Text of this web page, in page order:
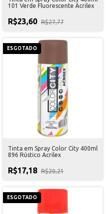
101 Verde Fluorescente Acrilex
R$23,60 R$27,77
ESGOTADO
Tinta em Spray Color City 400ml
896 Rústico Acrilex
R$17,18 R$20,21
ESGOTADO